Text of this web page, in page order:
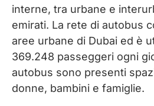
interne, tra urbane e
emirati. La rete di autobus
aree urbane di Dubai ed è
369.248 passeggeri ogni
autobus sono presenti
donne, bambini e famiglie.